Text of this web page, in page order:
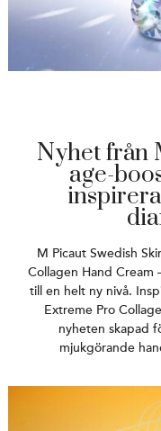
Nyhet från
age-
M Picaut Swedish
Collagen Hand Cream
till en helt ny nivå.
Extreme Pro
nyheten skapad
mjukgörande